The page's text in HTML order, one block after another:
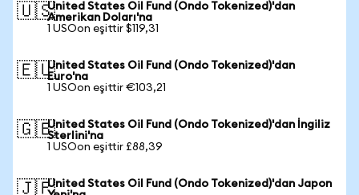
🇺🇸United States Oil Fund (Ondo Tokenized)'dan
Amerikan Doları'na
1 USOon eşittir $119,31
🇪🇺United States Oil Fund (Ondo Tokenized)'dan
Euro'na
1 USOon eşittir €103,21
🇬🇧United States Oil Fund (Ondo Tokenized)'dan İngiliz
Sterlini'na
1 USOon eşittir £88,39
🇯🇵United States Oil Fund (Ondo Tokenized)'dan Japon